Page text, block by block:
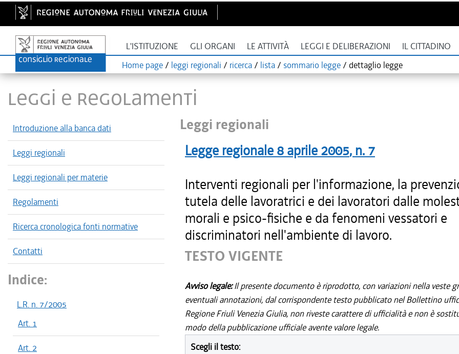
L'ISTITUZIONE GLI ORGANI LE ATTIVITÀ LEGGI E DELIBERAZIONI IL CITTADINO
Home page / leggi regionali / ricerca / lista / sommario legge / dettaglio legge
LEGGI E REGOLAMENTI
Introduzione alla banca dati
Leggi regionali
Leggi regionali per materie
Regolamenti
Ricerca cronologica fonti normative
Contatti
Indice:
L.R. n. 7/2005
Art. 1
Art. 2
Leggi regionali
Legge regionale 8 aprile 2005, n. 7
Interventi regionali per l'informazione, la
tutela delle lavoratrici e dei lavoratori dalle
morali e psico-fisiche e da fenomeni vessatori e
discriminatori nell'ambiente di lavoro.
TESTO VIGENTE
Avviso legale:Il presente documento è riprodotto, con variazioni nella veste
eventuali annotazioni, dal corrispondente testo pubblicato nel Bollettino
Regione Friuli Venezia Giulia, non riveste carattere di ufficialità e non è
modo della pubblicazione ufficiale avente valore legale.
Scegli il testo: